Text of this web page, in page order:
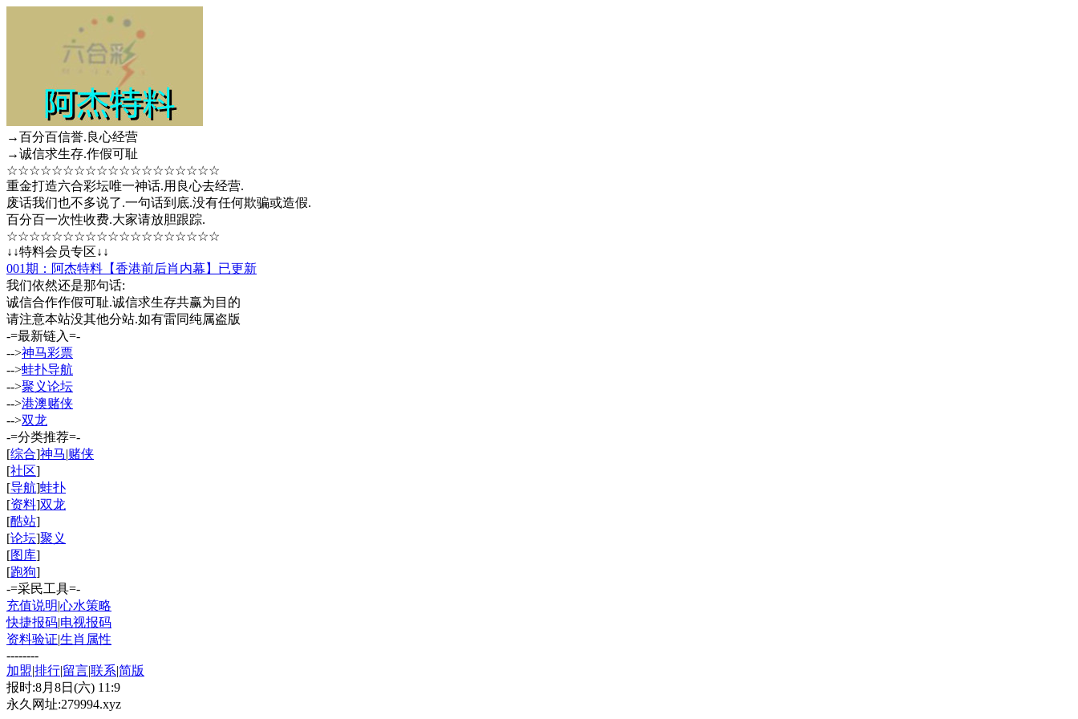
→百分百信誉.良心经营
→诚信求生存.作假可耻
☆☆☆☆☆☆☆☆☆☆☆☆☆☆☆☆☆☆☆
重金打造六合彩坛唯一神话.用良心去经营.
废话我们也不多说了.一句话到底.没有任何欺骗或造假.
百分百一次性收费.大家请放胆跟踪.
☆☆☆☆☆☆☆☆☆☆☆☆☆☆☆☆☆☆☆
↓↓特料会员专区↓↓
001期：阿杰特料【香港前后肖内幕】已更新
我们依然还是那句话:
诚信合作作假可耻.诚信求生存共赢为目的
请注意本站没其他分站.如有雷同纯属盗版
-=最新链入=-
-->神马彩票
-->蛙扑导航
-->聚义论坛
-->港澳赌侠
-->双龙
-=分类推荐=-
[综合]神马|赌侠
[社区]
[导航]蛙扑
[资料]双龙
[酷站]
[论坛]聚义
[图库]
[跑狗]
-=采民工具=-
充值说明|心水策略
快捷报码|电视报码
资料验证|生肖属性
--------
加盟|排行|留言|联系|简版
报时:8月8日(六) 11:9
永久网址:279994.xyz